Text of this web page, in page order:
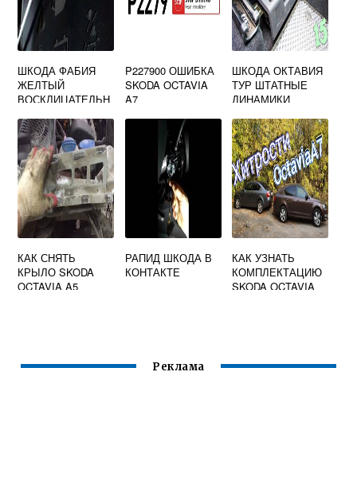
ШКОДА ФАБИЯ
ЖЕЛТЫЙ
ВОСКЛИЦАТЕЛЬН
P227900 ОШИБКА
SKODA OCTAVIA
A7
ШКОДА ОКТАВИЯ
ТУР ШТАТНЫЕ
ДИНАМИКИ
КАК СНЯТЬ
КРЫЛО SKODA
OCTAVIA A5
РАПИД ШКОДА В
КОНТАКТЕ
КАК УЗНАТЬ
КОМПЛЕКТАЦИЮ
SKODA OCTAVIA
Реклама